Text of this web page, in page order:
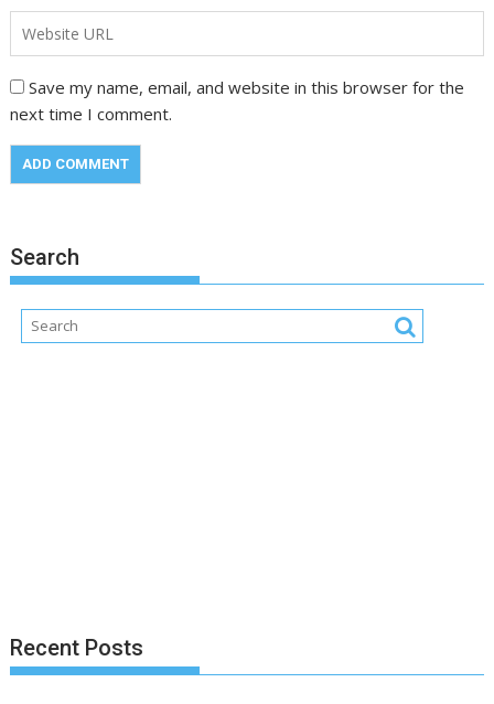
Save my name, email, and website in this browser for the
next time I comment.
Search
Recent Posts